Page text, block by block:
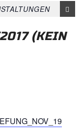
(KEIN